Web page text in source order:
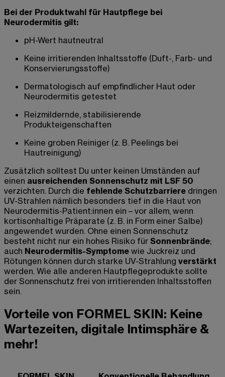
Bei der Produktwahl für Hautpflege bei
Neurodermitis gilt:
pH-Wert hautneutral
Keine irritierenden Inhaltsstoffe (Duft-, Farb- und
Konservierungsstoffe)
Dermatologisch auf empfindlicher Haut oder
Neurodermitis getestet
Reizmildernde, stabilisierende
Produkteigenschaften
Keine groben Reiniger (z. B. Peelings bei
Hautreinigung)
Zusätzlich solltest Du unter keinen Umständen auf
einen ausreichenden Sonnenschutz mit LSF 50
verzichten. Durch die fehlende Schutzbarriere dringen
UV-Strahlen nämlich besonders tief in die Haut von
Neurodermitis-Patient:innen ein – vor allem, wenn
kortisonhaltige Präparate (z. B. in Form einer Salbe)
angewendet wurden. Ohne einen Sonnenschutz
besteht nicht nur ein hohes Risiko für Sonnenbrände;
auch Neurodermitis-Symptome wie Juckreiz und
Rötungen können durch starke UV-Strahlung verstärkt
werden. Wie alle anderen Hautpflegeprodukte sollte
der Sonnenschutz frei von irritierenden Inhaltsstoffen
sein.
Vorteile von FORMEL SKIN: Keine
Wartezeiten, digitale Intimsphäre &
mehr!